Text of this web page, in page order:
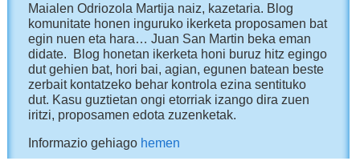
Maialen Odriozola Martija naiz, kazetaria. Blog
komunitate honen inguruko ikerketa proposamen bat
egin nuen eta hara… Juan San Martin beka eman
didate. Blog honetan ikerketa honi buruz hitz egingo
dut gehien bat, hori bai, agian, egunen batean beste
zerbait kontatzeko behar kontrola ezina sentituko
dut. Kasu guztietan ongi etorriak izango dira zuen
iritzi, proposamen edota zuzenketak.
Informazio gehiago hemen